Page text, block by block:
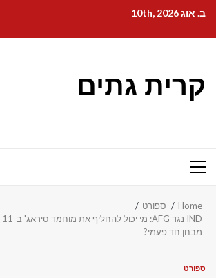
content
ב. אוג 10th, 2026
קרית גתים
Primary
Home
ספורט
מבחן חד פעמי?
ספורט